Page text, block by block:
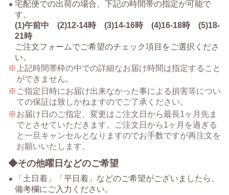
宅配便での出荷の場合、下記の時間帯の指定が可能で
す。
(1)午前中 (2)12-14時 (3)14-16時 (4)16-18時 (5)18-
21時
ご注文フォームでご希望のチェック項目をご選択くださ
い。
上記時間帯枠の中での詳細なお届け時間は指定すること
ができません。
ご指定日時にお届け出来なかった事による損害等につい
ての保証は致しかねますのでご了承ください。
お届け日のご指定、変更はご注文日から最長1ヶ月先ま
でとさせていただきます。ご注文日から1ヶ月を過ぎる
と一旦キャンセルとなりますのでお手数ですが再注文を
お願いいたします。
◆その他曜日などのご希望
「土日着」「平日着」などのご希望がございましたら、
備考欄にご入力ください。